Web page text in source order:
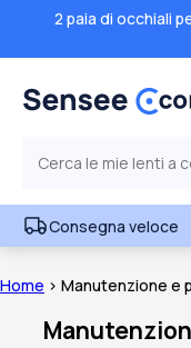
2 paia di occhiali
Consegna veloce
Home > Manutenzione e